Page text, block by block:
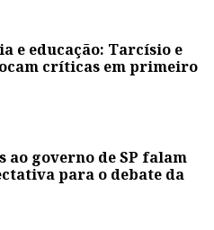
e educação: Tarcísio e
críticas em primeiro
ao governo de SP falam
para o debate da